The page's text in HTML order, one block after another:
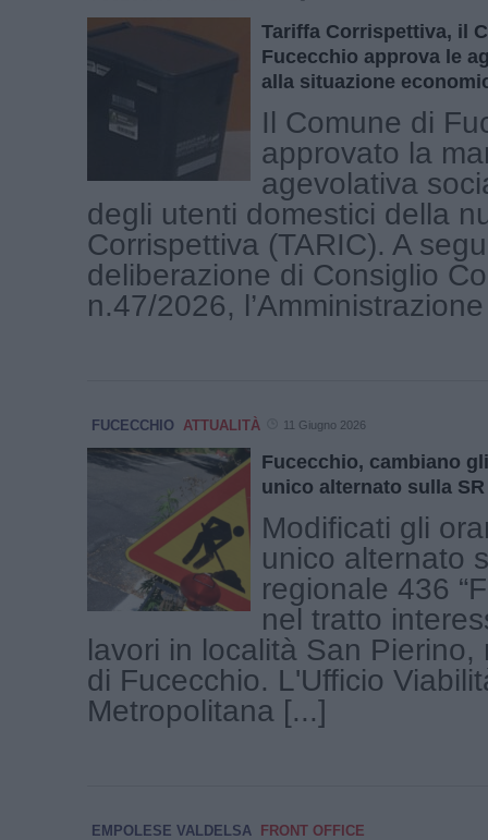
Tariffa Corrispettiva, il
Fucecchio approva le
alla situazione
Il Comune di
approvato la
agevolativa
degli utenti domestici della
Corrispettiva (TARIC). A
deliberazione di Consiglio
n.47/2026,
FUCECCHIO ATTUALITÀ 11 Giugno 2026
Fucecchio, cambiano
unico alternato sulla
Modificati gli
unico alternato
regionale 436
nel tratto
lavori in località San Pierino,
di Fucecchio. L'Ufficio
Metropolitana [...]
EMPOLESE VALDELSA FRONT OFFICE